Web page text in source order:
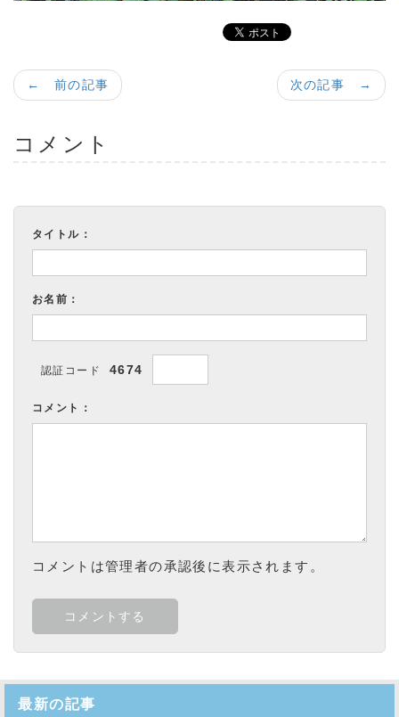
次の記事 →
← 前の記事
コメント
タイトル：
お名前：
認証コード 4674
コメント：
コメントは管理者の承認後に表示されます。
最新の記事